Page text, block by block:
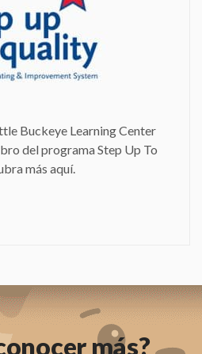
Buckeye Learning Center
del programa Step Up To
más aquí.
más?